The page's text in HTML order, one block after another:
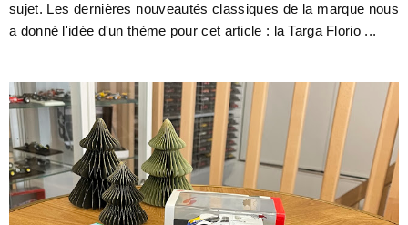
sujet. Les dernières nouveautés classiques de la marque nous
a donné l'idée d'un thème pour cet article : la Targa Florio ...